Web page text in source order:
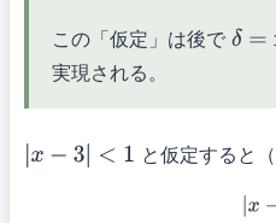
この「仮定」は後でδ =
実現される。
x−3 < と仮定すると
(12) 2